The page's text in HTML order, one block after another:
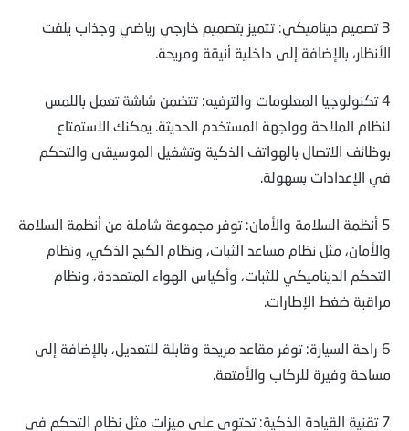
3 تصميم ديناميكي: تتميز بتصميم خارجي رياضي وجذاب يلفت
الأنظار، بالإضافة إلى داخلية أنيقة ومريحة.
4 تكنولوجيا المعلومات والترفيه: تتضمن شاشة تعمل باللمس
لنظام الملاحة وواجهة المستخدم الحديثة. يمكنك الاستمتاع
بوظائف الاتصال بالهواتف الذكية وتشغيل الموسيقى والتحكم
في الإعدادات بسهولة.
5 أنظمة السلامة والأمان: توفر مجموعة شاملة من أنظمة السلامة
والأمان، مثل نظام مساعد الثبات، ونظام الكبح الذكي، ونظام
التحكم الديناميكي للثبات، وأكياس الهواء المتعددة، ونظام
مراقبة ضغط الإطارات.
6 راحة السيارة: توفر مقاعد مريحة وقابلة للتعديل، بالإضافة إلى
مساحة وفيرة للركاب والأمتعة.
7 تقنية القيادة الذكية: تحتوي على ميزات مثل نظام التحكم في